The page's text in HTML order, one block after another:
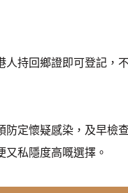
持回鄉證即可登記，不
定懷疑感染，及早檢
私隱度高嘅選擇。